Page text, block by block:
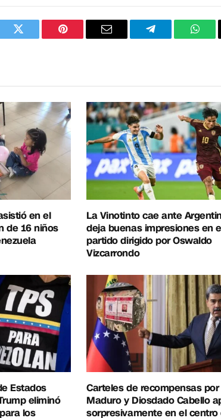
Twitter PinterestCorreo
Telegram
en el
de 16 niños
La Vinotinto cae ante
deja buenas impresiones en
partido dirigido por Oswaldo
Vizcarrondo
Estados
eliminó
los
Carteles de recompensas
Maduro y Diosdado Cabello
sorpresivamente en el centro